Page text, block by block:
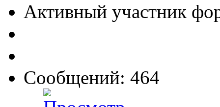
Активный участник
Сообщений: 464